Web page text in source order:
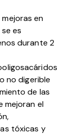
mejoras en
es
durante 2
no digerible
de las
mejoran el
tóxicas y